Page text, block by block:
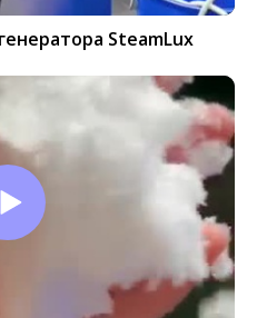
SteamLux